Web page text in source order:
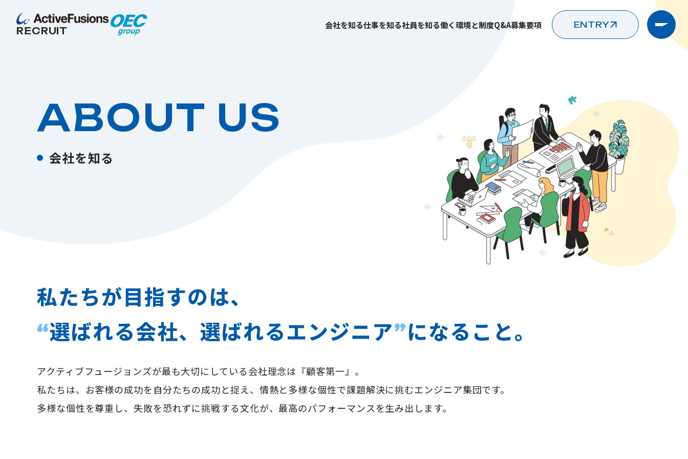
RECRUIT
会社を知る仕事を知る社員を知る Q&A
働く環境と制度 募集要項 ENTRY
ABOUT US
会社を知る
私たちが目指すのは、
“選ばれる会社、選ばれるエンジニア”になること。
アクティブフュージョンズが最も大切にしている会社理念は『顧客第一』。
私たちは、お客様の成功を自分たちの成功と捉え、情熱と多様な個性で課題解決に挑むエンジニア集団です。
多様な個性を尊重し、失敗を恐れずに挑戦する文化が、最高のパフォーマンスを生み出します。